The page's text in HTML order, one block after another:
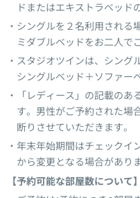
ドまたはエキストラベッド
シングルを２名利用される
ミダブルベッドをお二人で
スタジオツインは、シング
シングルベッド＋ソファー
「レディース」の記載の
す。男性がご予約された場
断りさせていただきます。
年末年始期間はチェックイ
から変更となる場合があり
【予約可能な部屋数について】